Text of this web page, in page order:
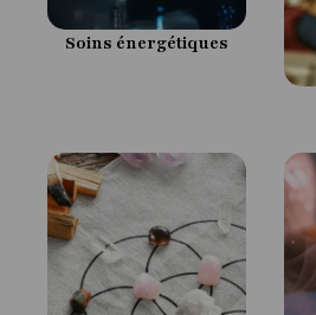
Soins énergétiques